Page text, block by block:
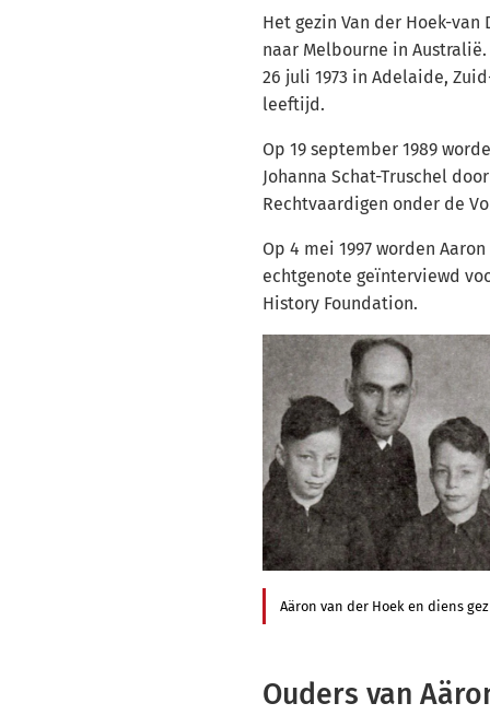
Het gezin Van der Hoek-van
naar Melbourne in
26 juli 1973 in Adelaide,
leeftijd.
Op 19 september 1989
Johanna Schat-Truschel
Rechtvaardigen onder de
Op 4 mei 1997 worden
echtgenote geïnterviewd
History Foundation.
Aäron van der Hoek en diens
Ouders van